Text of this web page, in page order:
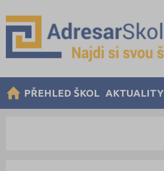
PŘEHLED ŠKOL AKTUALITY